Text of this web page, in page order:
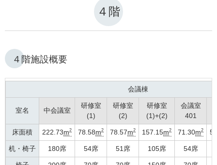
４階
４階施設概要
会議棟
室名 中会議室
研修室
(1)
研修室
(2)
研修室
(1)+(2)
会議室
401
床面積 222.73m2 78.58m2 78.57m2 157.15m2 71.30m2
机・椅子 180席 54席 51席 105席 54席